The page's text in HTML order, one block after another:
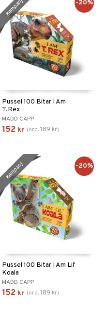
Pussel 100 Bitar I Am
T.Rex
MADD CAPP
152 kr (ord.189 kr)
kampanj -20%
Pussel 100 Bitar I Am Lil'
Koala
MADD CAPP
152 kr (ord.189 kr)
kampanj -20%